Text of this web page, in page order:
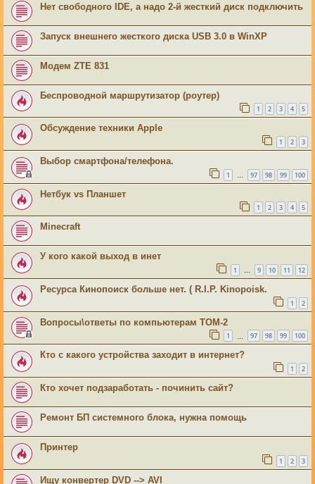
Нет свободного IDE, а надо 2-й жесткий диск подключить
Запуск внешнего жесткого диска USB 3.0 в WinXP
Модем ZTE 831
Беспроводной маршрутизатор (роутер)
1 2 3 4 5
Обсуждение техники Apple
1 2 3
Выбор смартфона/телефона.
1 … 97 98 99 100
Нетбук vs Планшет
1 2 3 4 5
Minecraft
У кого какой выход в инет
1 … 9 10 11 12
Ресурса Кинопоиск больше нет. ( R.I.P. Kinopoisk.
1 2
Вопросы\ответы по компьютерам ТОМ-2
1 97 98 99 100
Кто с какого устройства заходит в интернет?
1 2
Кто хочет подзаработать - починить сайт?
Ремонт БП системного блока, нужна помощь
Принтер
1 2 3
Ищу конвертер DVD --> AVI